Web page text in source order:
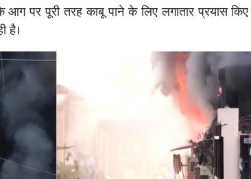
आग पर पूरी तरह काबू पाने के लिए लगातार प्रयास
है।